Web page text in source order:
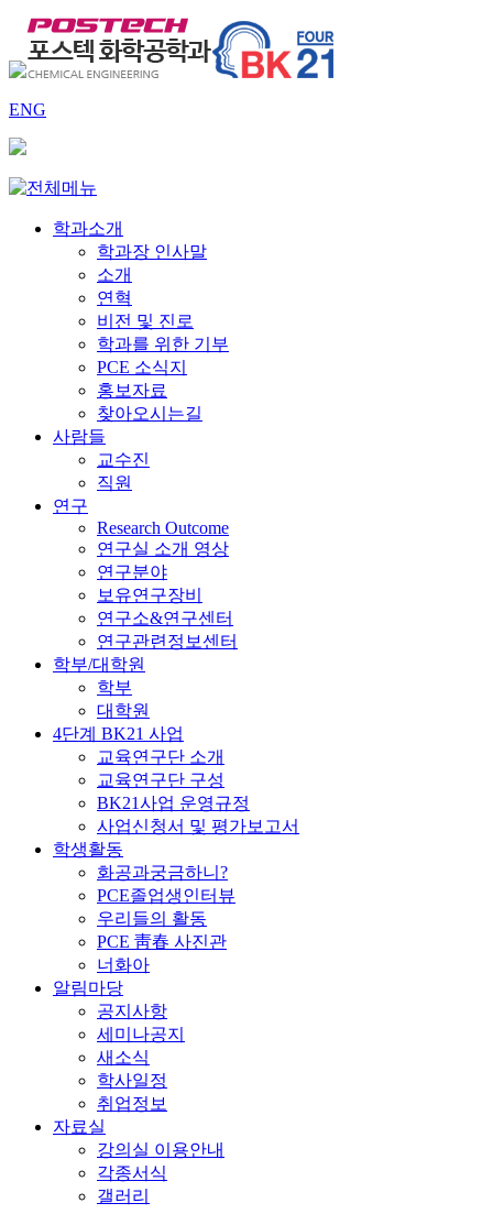
ENG
학과소개
학과장 인사말
소개
연혁
비전 및 진로
학과를 위한 기부
PCE 소식지
홍보자료
찾아오시는길
사람들
교수진
직원
연구
Research Outcome
연구실 소개 영상
연구분야
보유연구장비
연구소&연구센터
연구관련정보센터
학부/대학원
학부
대학원
4단계 BK21 사업
교육연구단 소개
교육연구단 구성
BK21사업 운영규정
사업신청서 및 평가보고서
학생활동
화공과궁금하니?
PCE졸업생인터뷰
우리들의 활동
PCE 靑春 사진관
너화아
알림마당
공지사항
세미나공지
새소식
학사일정
취업정보
자료실
강의실 이용안내
각종서식
갤러리